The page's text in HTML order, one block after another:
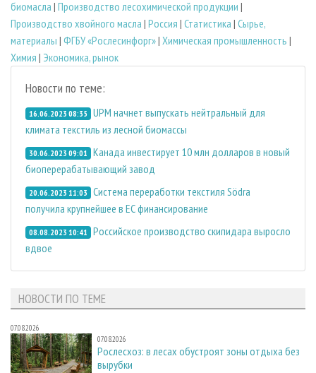
биомасла | Производство лесохимической продукции |
Производство хвойного масла | Россия | Статистика | Сырье,
материалы | ФГБУ «Рослесинфорг»| Химическая промышленность |
Химия | Экономика, рынок
Новости по теме:
16.06.2023 08:35 UPM начнет выпускать нейтральный для
климата текстиль из лесной биомассы
30.06.2023 09:01 Канада инвестирует 10 млн долларов в новый
биоперерабатывающий завод
20.06.2023 11:03 Система переработки текстиля Södra
получила крупнейшее в ЕС финансирование
08.08.2023 10:41 Российское производство скипидара выросло
вдвое
НОВОСТИ ПО ТЕМЕ
07.08.2026
07.08.2026
Рослесхоз: в лесах обустроят зоны отдыха без
вырубки